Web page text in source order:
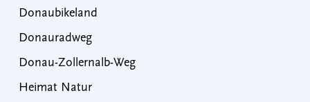
Donaubikeland
Donauradweg
Donau-Zollernalb-Weg
Heimat Natur